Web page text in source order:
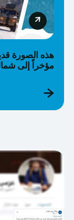
هذه الصورة
مؤخراً إلى